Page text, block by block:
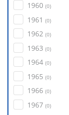
1960 (0)
1961 (0)
1962 (0)
1963 (0)
1964 (0)
1965 (0)
1966 (0)
1967 (0)